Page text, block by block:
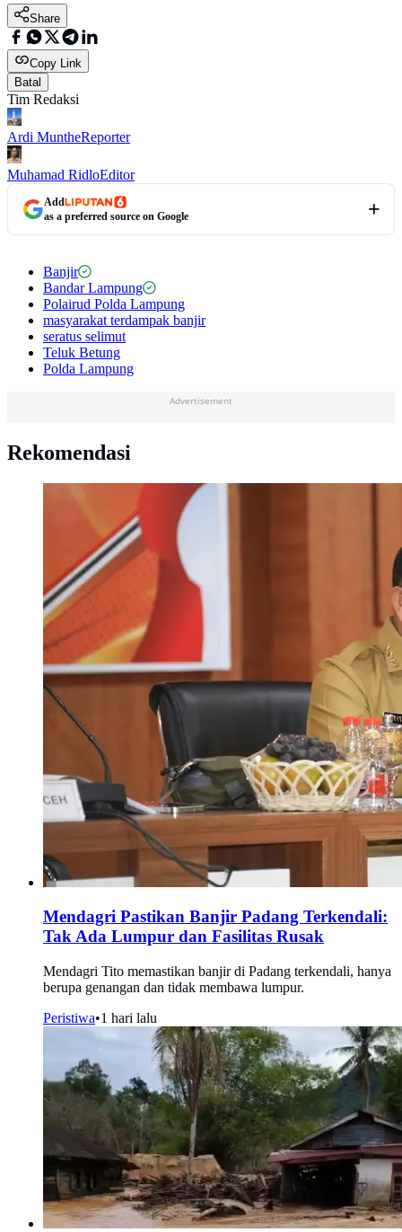
Share
Copy Link
Batal
Tim Redaksi
Ardi MuntheReporter
Muhamad RidloEditor
Add
as a preferred source on Google
Banjir
Bandar Lampung
Polairud Polda Lampung
masyarakat terdampak banjir
seratus selimut
Teluk Betung
Polda Lampung
Advertisement
Rekomendasi
Mendagri Pastikan Banjir Padang Terkendali:
Tak Ada Lumpur dan Fasilitas Rusak
Mendagri Tito memastikan banjir di Padang terkendali, hanya
berupa genangan dan tidak membawa lumpur.
Peristiwa•1 hari lalu